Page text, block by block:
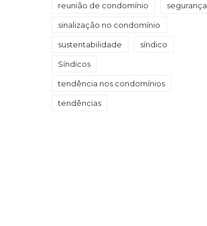
reunião de condomínio segurança
sinalização no condomínio
sustentabilidade síndico
Síndicos
tendência nos condomínios
tendências